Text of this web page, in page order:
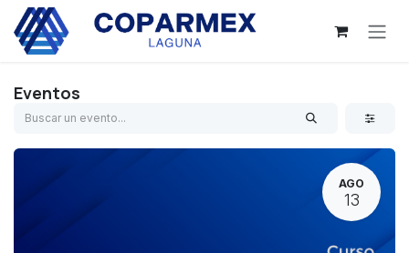
Ir al contenido
Eventos
AGO
13